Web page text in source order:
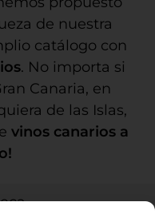
de nuestra
catálogo con
. No importa si
Canaria, en
de las Islas,
vinos canarios a